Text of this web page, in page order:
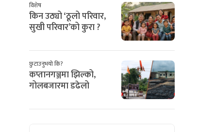
विशेष
किन उठ्यो ‘ठूलो परिवार,
सुखी परिवार’को कुरा ?
छुटाउनुभयो कि?
कप्तानगञ्जमा झिल्को,
गोलबजारमा डढेलो